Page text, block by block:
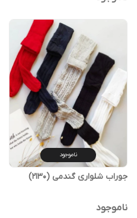
ناموجود
جوراب شلواری گندمی (2130)
ناموجود